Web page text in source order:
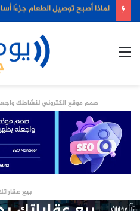
لماذا أصبح توصيل الطعام جزءًا
صمم موقع الكتروني لنشاطك
بيع